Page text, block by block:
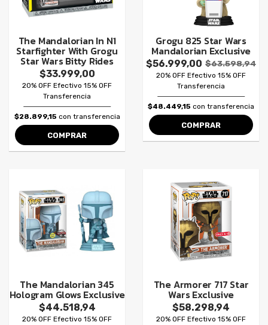
The Mandalorian In N1
Starfighter With Grogu
Star Wars Bitty Rides
$33.999,00
20% OFF Efectivo 15% OFF
Transferencia
$28.899,15 con transferencia
COMPRAR
Grogu 825 Star Wars
Mandalorian Exclusive
$56.999,00 $63.598,94
20% OFF Efectivo 15% OFF
Transferencia
$48.449,15 con transferencia
COMPRAR
The Mandalorian 345
Hologram Glows Exclusive
$44.518,94
20% OFF Efectivo 15% OFF
The Armorer 717 Star
Wars Exclusive
$58.298,94
20% OFF Efectivo 15% OFF